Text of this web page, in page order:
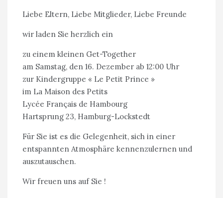
Liebe Eltern, Liebe Mitglieder, Liebe Freunde
wir laden Sie herzlich ein
zu einem kleinen Get-Together
am Samstag, den 16. Dezember ab 12:00 Uhr
zur Kindergruppe « Le Petit Prince »
im La Maison des Petits
Lycée Français de Hambourg
Hartsprung 23, Hamburg-Lockstedt
Für Sie ist es die Gelegenheit, sich in einer
entspannten Atmosphäre kennenzulernen und
auszutauschen.
Wir freuen uns auf Sie !